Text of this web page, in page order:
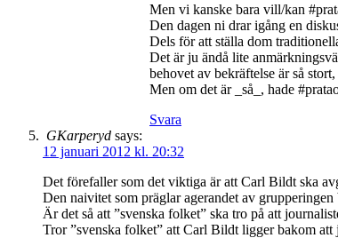
Men vi kanske bara vill/kan
Den dagen ni drar igång en
Dels för att ställa dom
Det är ju ändå lite
behovet av bekräftelse är så
Men om det är _så_, hade
Svara
GKarperyd says:
12 januari 2012 kl. 20:32
Det förefaller som det viktiga är att Carl Bildt ska
Den naivitet som präglar agerandet av
Är det så att ”svenska folket” ska tro på att
Tror ”svenska folket” att Carl Bildt ligger bakom att